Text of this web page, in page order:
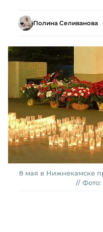
Полина Селиванова
8 мая в Нижнекамске
// Фото: